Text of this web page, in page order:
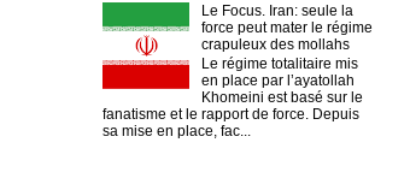
Le Focus. Iran: seule la
force peut mater le régime
crapuleux des mollahs
Le régime totalitaire mis
en place par l’ayatollah
Khomeini est basé sur le
fanatisme et le rapport de force. Depuis
sa mise en place, fac...